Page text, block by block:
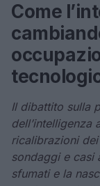
Come
Il dibattito sulla
ricalibrazioni
sondaggi e casi
sfumati e la